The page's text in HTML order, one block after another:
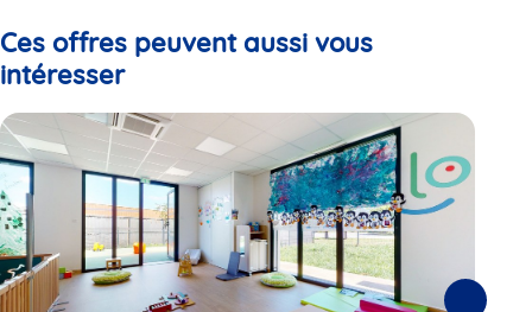
Ces offres peuvent aussi vous
intéresser